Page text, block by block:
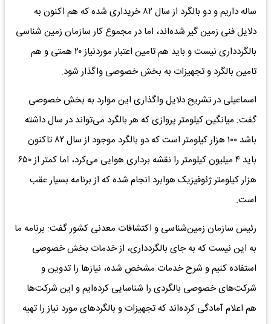
ساله داریم و دو بالگرد از سال ۸۲ خریداری شده که هم اکنون به
دلایل فنی زمین گیر شده‌اند، اما در مجموع کار سازمان زمین شناسی
بالگردداری نیست و باید هم تامین اعتبار موردنیاز ۲۰ همتی و هم
تامین بالگرد و تجهیزات به بخش خصوصی واگذار شود.
اسماعیلی در تشریح دلایل واگذاری این موارد به بخش خصوصی
گفت: میانگین کیلومتر پروازی که هر بالگرد می‌تواند در سال داشته
باشد ۱۰۰ هزار کیلومتر است که دو بالگرد موجود از سال ۸۲ تاکنون
باید ۴ میلیون کیلومتر را نقشه برداری هوایی می‌کرد، اما کمتر از ۶۵۰
هزار کیلومتر ژئوفیزیک هوابرد انجام شده که از برنامه بسیار عقب
است.
رئیس سازمان زمین‌شناسی و اکتشافات‌ معدنی کشور گفت: برنامه ما
به این نیست که به جای بالگردداری، از خدمات بخش خصوصی
استفاده کنیم و شرح خدمات مشخص شده، نیازها را تدوین و
شرکت‌های خصوصی بالگردی را شناسایی کرده‌ایم و این شرکت‌ها
هم اعلام آمادگی کرده‌اند که تجهیزات و بالگردهای مورد نیاز را تهیه